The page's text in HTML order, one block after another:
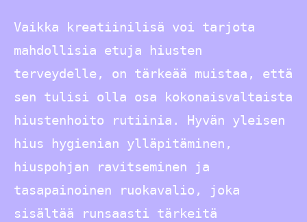
Vaikka kreatiinilisä voi tarjota
mahdollisia etuja hiusten
terveydelle, on tärkeää muistaa, että
sen tulisi olla osa kokonaisvaltaista
hiustenhoito rutiinia. Hyvän yleisen
hius hygienian ylläpitäminen,
hiuspohjan ravitseminen ja
tasapainoinen ruokavalio, joka
sisältää runsaasti tärkeitä